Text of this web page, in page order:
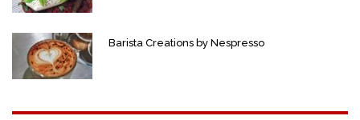
Barista Creations by Nespresso